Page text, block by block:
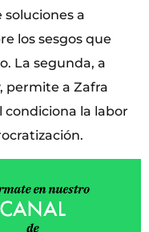
a
los sesgos que
La segunda, a
permite a Zafra
condiciona la labor